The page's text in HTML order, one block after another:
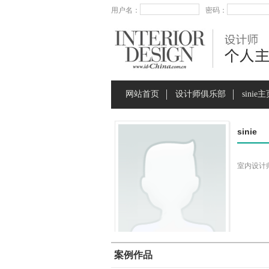
用户名： 密码：
网站首页 设计师俱乐部 sinie主
sinie
室内设计
案例作品